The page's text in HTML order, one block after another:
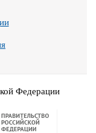
Федерации